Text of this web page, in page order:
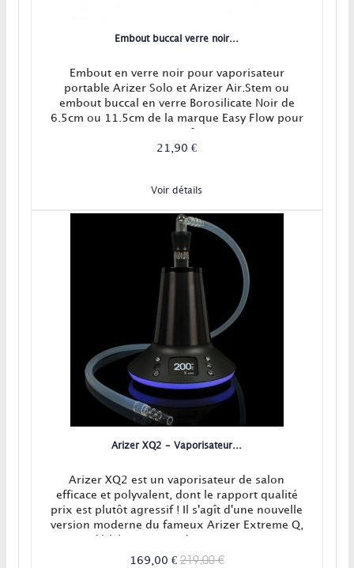
Embout buccal verre noir...
Embout en verre noir pour vaporisateur
portable Arizer Solo et Arizer Air.Stem ou
embout buccal en verre Borosilicate Noir de
6.5cm ou 11.5cm de la marque Easy Flow pour
21,90 €
Voir détails
Arizer XQ2 - Vaporisateur...
Arizer XQ2 est un vaporisateur de salon
efficace et polyvalent, dont le rapport qualité
prix est plutôt agressif ! Il s'agît d'une nouvelle
version moderne du fameux Arizer Extreme Q,
169,00 €219,00 €